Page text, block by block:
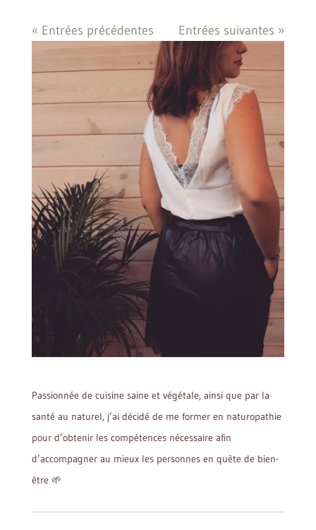
« Entrées précédentes Entrées suivantes »
Passionnée de cuisine saine et végétale, ainsi que par la
santé au naturel, j’ai décidé de me former en naturopathie
pour d’obtenir les compétences nécessaire afin
d’accompagner au mieux les personnes en quête de bien-
être 🌱